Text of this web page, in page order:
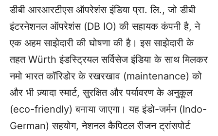
डीबी आरआरटीएस ऑपरेशंस इंडिया प्रा. लि., जो डीबी
इंटरनेशनल ऑपरेशंस (DB IO) की सहायक कंपनी है, ने
एक अहम साझेदारी की घोषणा की है। इस साझेदारी के
तहत Würth इंडस्ट्रियल सर्विसेज इंडिया के साथ मिलकर
नमो भारत कॉरिडोर के रखरखाव (maintenance) को
और भी ज़्यादा स्मार्ट, सुरक्षित और पर्यावरण के अनुकूल
(eco-friendly) बनाया जाएगा। यह इंडो-जर्मन (Indo-
German) सहयोग, नेशनल कैपिटल रीजन ट्रांसपोर्ट